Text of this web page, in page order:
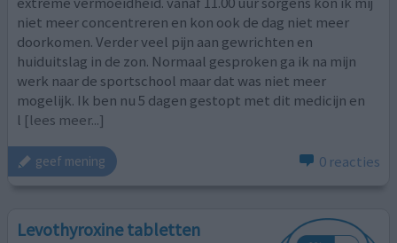
niet meer concentreren en kon ook de dag niet meer
doorkomen. Verder veel pijn aan gewrichten en
huiduitslag in de zon. Normaal gesproken ga ik na mijn
werk naar de sportschool maar dat was niet meer
mogelijk. Ik ben nu 5 dagen gestopt met dit medicijn en
l [lees meer...]
geef mening 0 reacties
Levothyroxine tabletten